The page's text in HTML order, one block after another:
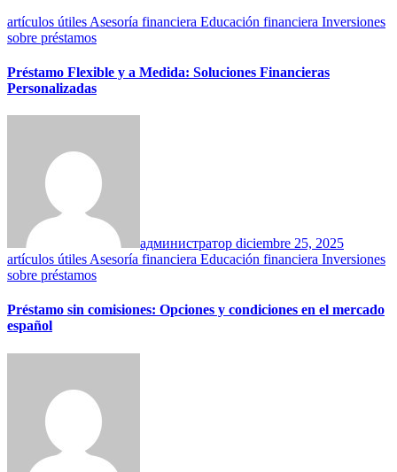
artículos útiles Asesoría financiera Educación financiera Inversiones
sobre préstamos
Préstamo Flexible y a Medida: Soluciones Financieras
Personalizadas
администратор diciembre 25, 2025
artículos útiles Asesoría financiera Educación financiera Inversiones
sobre préstamos
Préstamo sin comisiones: Opciones y condiciones en el mercado
español